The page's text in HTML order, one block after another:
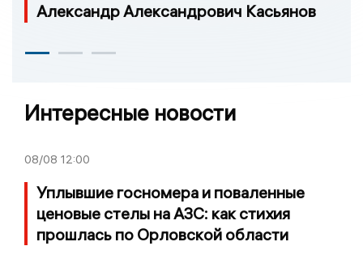
Александр Александрович Касьянов
Интересные новости
08/08 12:00
Уплывшие госномера и поваленные
ценовые стелы на АЗС: как стихия
прошлась по Орловской области